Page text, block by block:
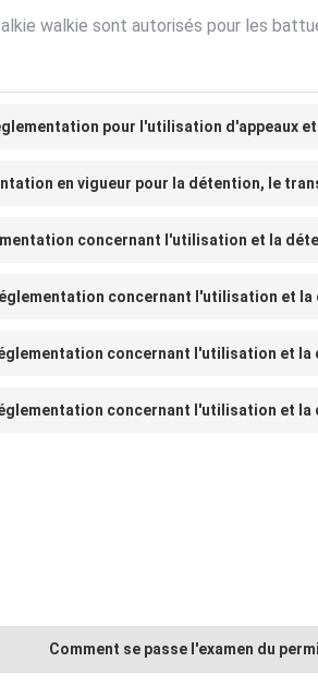
walkie sont autorisés pour les
pour l'utilisation d'appeaux
en vigueur pour la détention, le
concernant l'utilisation et la
concernant l'utilisation et
concernant l'utilisation et la
concernant l'utilisation et la
Comment se passe l'examen du